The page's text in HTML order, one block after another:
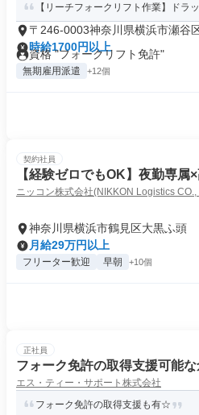
【リーチフォークリフト作業】ドラ
〒246-0003神奈川県横浜市瀬谷
時給1700円以上
資格 "フォークリフト免許"
無期雇用派遣 +12個
契約社員
【経験ゼロでもOK】夜勤専属
ニッコン株式会社(NIKKON Logistics CO.,
神奈川県横浜市鶴見区大黒ふ頭
月給29万円以上
フリーター歓迎 早朝 +10個
正社員
フォーク免許の取得支援可能
エス・ティー・サポート株式会社
フォーク免許の取得支援も有☆